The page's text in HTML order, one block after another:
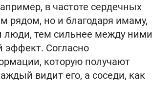
в частоте сердечных
рядом, но и благодаря имаму,
люди, тем сильнее между ними
эффект. Согласно
которую получают
видит его, а соседи, как